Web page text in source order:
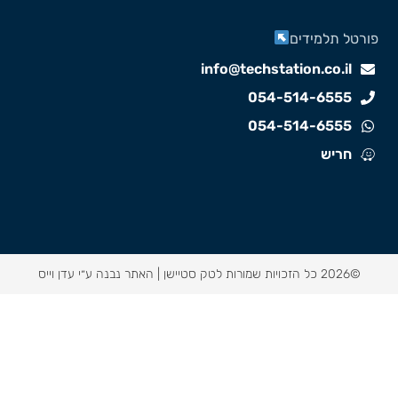
info@techstation.co.il
054-514-6555
054-514-6555
חריש
תלמידים
האתר נבנה ע״י עדן וייס